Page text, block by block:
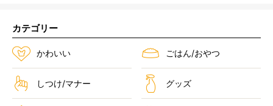
カテゴリー
かわいい ごはん/おやつ
しつけ/マナー グッズ